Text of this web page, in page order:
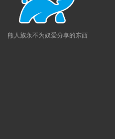
熊人族永不为奴爱分享的东西